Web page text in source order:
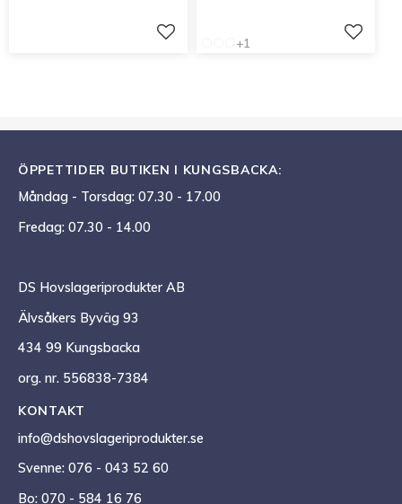
Lägg till i favoriter Lägg
+1
ÖPPETTIDER BUTIKEN I KUNGSBACKA:
Måndag - Torsdag: 07.30 - 17.00
Fredag: 07.30 - 14.00
DS Hovslageriprodukter AB
Älvsåkers Byväg 93
434 99 Kungsbacka
org. nr. 556838-7384
KONTAKT
info@dshovslageriprodukter.se
Svenne: 076 - 043 52 60
Bo: 070 - 584 16 76